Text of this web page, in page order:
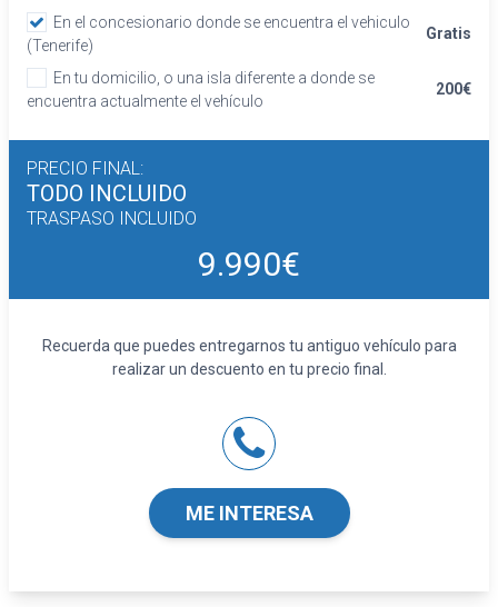
En el concesionario donde se encuentra el vehiculo
(Tenerife)
Gratis
En tu domicilio, o una isla diferente a donde se
encuentra actualmente el vehículo
200€
PRECIO FINAL:
TODO INCLUIDO
TRASPASO INCLUIDO
9.990€
Recuerda que puedes entregarnos tu antiguo vehículo para
realizar un descuento en tu precio final.
ME INTERESA